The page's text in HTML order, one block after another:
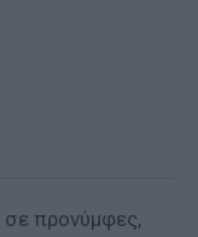
προνύμφες,